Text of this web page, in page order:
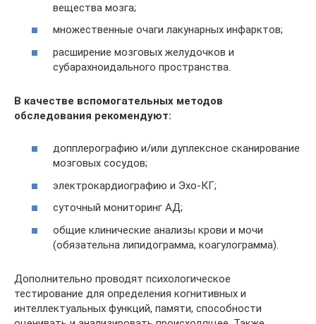
вещества мозга;
множественные очаги лакунарных инфарктов;
расширение мозговых желудочков и
субарахноидального пространства.
В качестве вспомогательных методов
обследования рекомендуют:
допплерографию и/или дуплексное сканирование
мозговых сосудов;
электрокардиографию и Эхо-КГ;
суточный мониторинг АД;
общие клинические анализы крови и мочи
(обязательна липидограмма, коагулограмма).
Дополнительно проводят психологическое
тестирование для определения когнитивных и
интеллектуальных функций, памяти, способности